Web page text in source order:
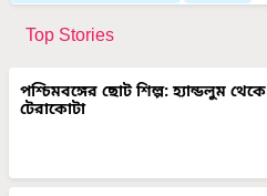
Top Stories
পশ্চিমবঙ্গের ছোট শিল্প: হ্যান্ডলুম থেকে
টেরাকোটা